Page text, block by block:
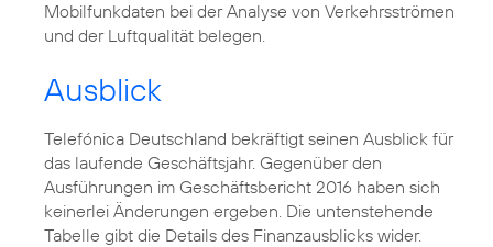
Mobilfunkdaten bei der Analyse von Verkehrsströmen
und der Luftqualität belegen.
Ausblick
Telefónica Deutschland bekräftigt seinen Ausblick für
das laufende Geschäftsjahr. Gegenüber den
Ausführungen im Geschäftsbericht 2016 haben sich
keinerlei Änderungen ergeben. Die untenstehende
Tabelle gibt die Details des Finanzausblicks wider.